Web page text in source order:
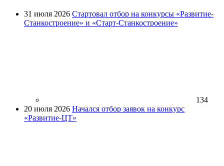
31 июля 2026 Стартовал отбор на конкурсы «Развитие-
Станкостроение» и «Старт-Станкостроение»
134
20 июля 2026 Начался отбор заявок на конкурс
«Развитие-ЦТ»